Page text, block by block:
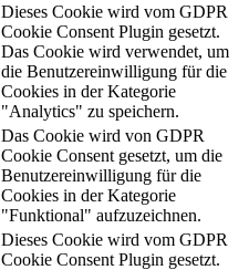
Dieses Cookie wird vom GDPR
Cookie Consent Plugin gesetzt.
Das Cookie wird verwendet, um
die Benutzereinwilligung für die
Cookies in der Kategorie
"Analytics" zu speichern.
Das Cookie wird von GDPR
Cookie Consent gesetzt, um die
Benutzereinwilligung für die
Cookies in der Kategorie
"Funktional" aufzuzeichnen.
Dieses Cookie wird vom GDPR
Cookie Consent Plugin gesetzt.